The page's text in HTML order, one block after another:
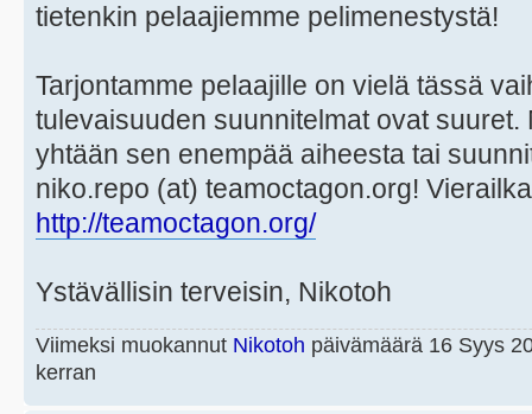
tietenkin pelaajiemme pelimenestystä!
Tarjontamme pelaajille on vielä tässä
tulevaisuuden suunnitelmat ovat
yhtään sen enempää aiheesta tai
niko.repo (at) teamoctagon.org!
http://teamoctagon.org/
Ystävällisin terveisin, Nikotoh
Viimeksi muokannut Nikotoh päivämäärä 16 Syys
kerran